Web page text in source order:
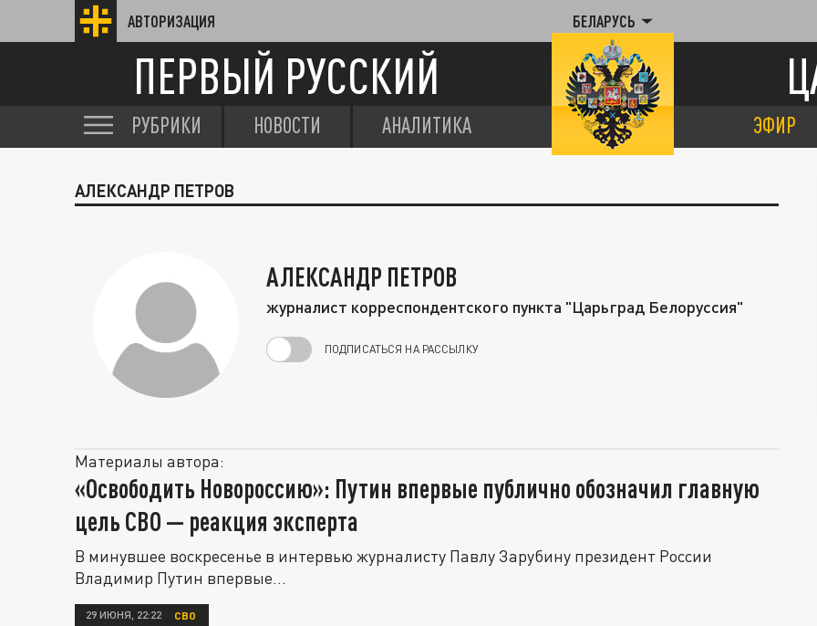
АВТОРИЗАЦИЯ БЕЛАРУСЬ
ПЕРВЫЙ РУССКИЙ
РУБРИКИ НОВОСТИ АНАЛИТИКА ЭФИР
АЛЕКСАНДР ПЕТРОВ
АЛЕКСАНДР ПЕТРОВ
журналист корреспондентского пункта "Царьград Белоруссия"
ПОДПИСАТЬСЯ НА РАССЫЛКУ
Материалы автора:
«Освободить Новороссию»: Путин впервые публично обозначил главную
цель СВО — реакция эксперта
В минувшее воскресенье в интервью журналисту Павлу Зарубину президент России
Владимир Путин впервые...
29 ИЮНЯ, 22:22 СВО